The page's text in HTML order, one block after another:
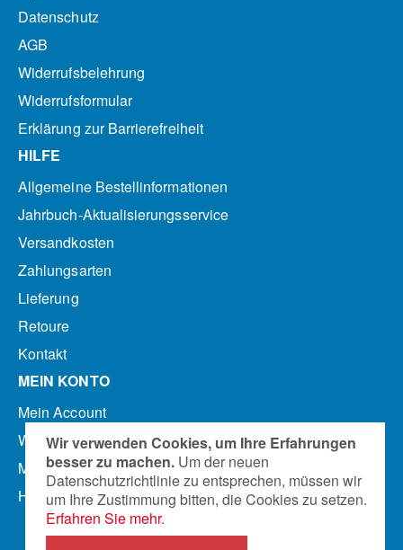
Wir verwenden Cookies, um Ihre Erfahrungen
besser zu machen. Um der neuen
Datenschutzrichtlinie zu entsprechen, müssen wir
um Ihre Zustimmung bitten, die Cookies zu setzen.
Erfahren Sie mehr.
Datenschutz
AGB
Widerrufsbelehrung
Widerrufsformular
Erklärung zur Barrierefreiheit
HILFE
Allgemeine Bestellinformationen
Jahrbuch-Aktualisierungsservice
Versandkosten
Zahlungsarten
Lieferung
Retoure
Kontakt
MEIN KONTO
Mein Account
Warenkorb anzeigen
Mein Merkzettel
Hilfe